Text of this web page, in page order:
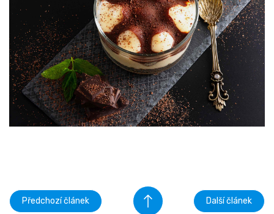
Předchozí článek Další článek